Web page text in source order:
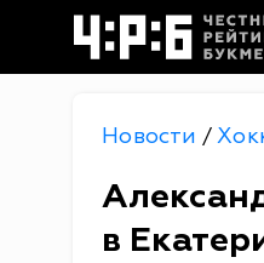
Новости /
в